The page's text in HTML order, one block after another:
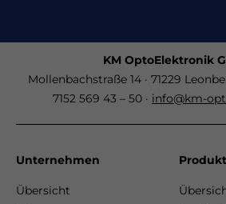
KM OptoElektronik
Mollenbachstraße 14 · 71229
7152 569 43 – 50 · info@km-
Unternehmen
Übersicht